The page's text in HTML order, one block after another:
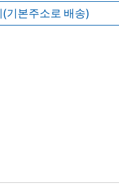
기본주소로 배송)